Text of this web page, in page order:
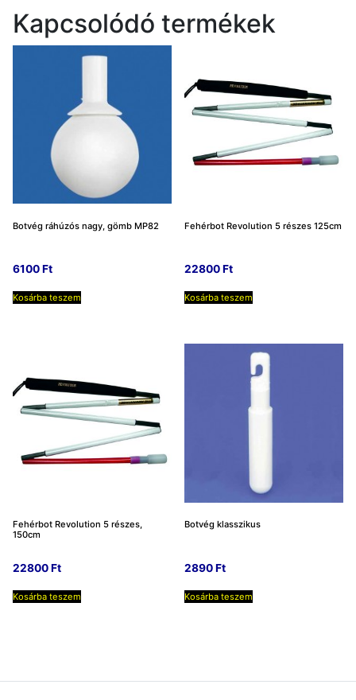
Kapcsolódó termékek
Botvég ráhúzós nagy, gömb MP82
6100Ft
Kosárba teszem
Fehérbot Revolution 5 részes 125cm
22800Ft
Kosárba teszem
Fehérbot Revolution 5 részes,
150cm
22800Ft
Kosárba teszem
Botvég klasszikus
2890Ft
Kosárba teszem